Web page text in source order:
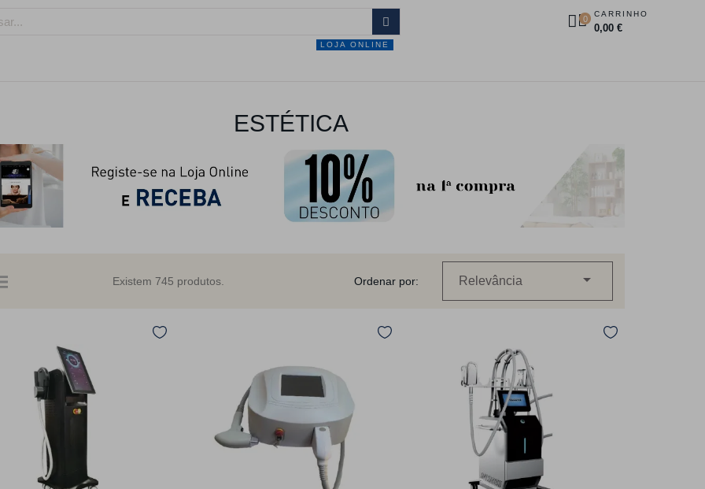
0 CARRINHO
0,00 €
LOJA ONLINE
ESTÉTICA
Existem 745 produtos. Ordenar por: Relevância 